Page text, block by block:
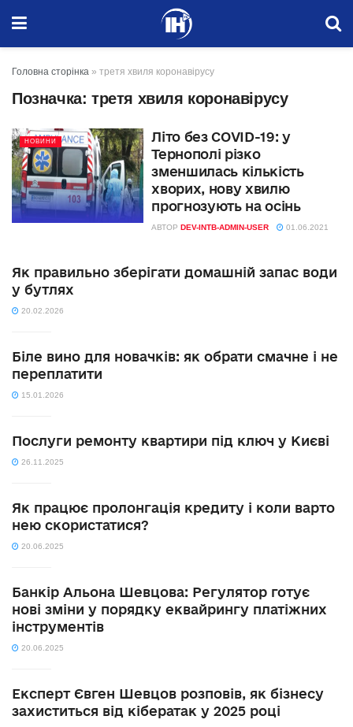
Головна сторінка » третя хвиля коронавірусу
Позначка: третя хвиля коронавірусу
НОВИНИ
Літо без COVID-19: у
Тернополі різко
зменшилась кількість
хворих, нову хвилю
прогнозують на осінь
АВТОР DEV-INTB-ADMIN-USER 01.06.2021
Як правильно зберігати домашній запас води
у бутлях
20.02.2026
Біле вино для новачків: як обрати смачне і не
переплатити
15.01.2026
Послуги ремонту квартири під ключ у Києві
26.11.2025
Як працює пролонгація кредиту і коли варто
нею скористатися?
20.06.2025
Банкір Альона Шевцова: Регулятор готує
нові зміни у порядку еквайрингу платіжних
інструментів
20.06.2025
Експерт Євген Шевцов розповів, як бізнесу
захиститься від кібератак у 2025 році